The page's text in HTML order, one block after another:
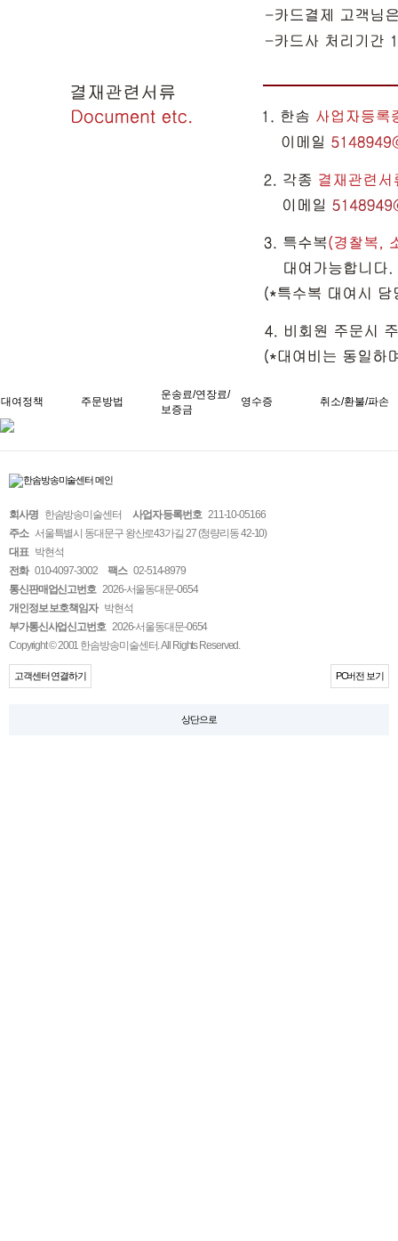
대여정책 주문방법
운송료/연장료/
보증금
영수증 취소/환불/파손
회사명 한솜방송미술센터 사업자 등록번호 211-10-05166
주소 서울특별시 동대문구 왕산로43가길 27 (청량리동 42-10)
대표 박현석
전화 010-4097-3002 팩스 02-514-8979
통신판매업신고번호 2026-서울동대문-0654
개인정보 보호책임자 박현석
부가통신사업신고번호 2026-서울동대문-0654
Copyright © 2001 한솜방송미술센터. All Rights Reserved.
고객센터 연결하기 PC버전 보기
상단으로